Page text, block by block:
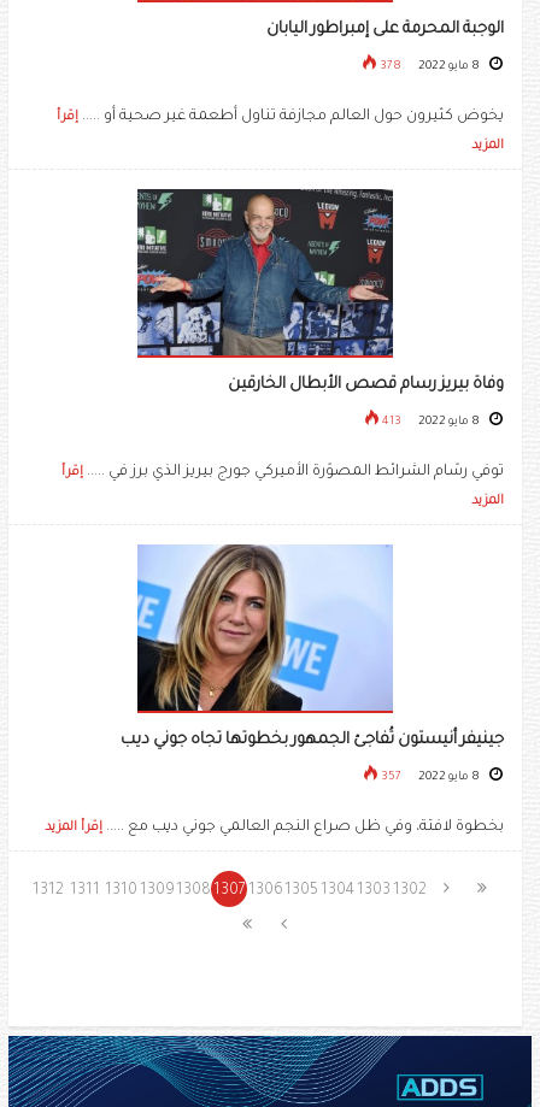
الوجبة المحرمة على إمبراطور اليابان
378
يخوض كثيرون حول العالم مجازفة تناول أطعمة غير صحية أو ..... إقرأ
المزيد
وفاة بيريز رسام قصص الأبطال الخارقين
413
توفي رسّام الشرائط المصوّرة الأميركي جورج بيريز الذي برز في ..... إقرأ
المزيد
جينيفر أنيستون تُفاجئ الجمهور بخطوتها تجاه جوني ديب
357
بخطوة لافتة، وفي ظل صراع النجم العالمي ​جوني ديب​ مع ..... إقرأ المزيد
1302
1303
1304
1305
1306
1307
1308
1309
1310
1311
1312